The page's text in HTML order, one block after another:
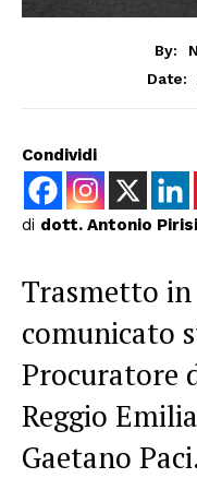
By:
Date:
Condividi
di dott. Antonio Pirisi
Trasmetto in
comunicato
Procuratore
Reggio
Gaetano